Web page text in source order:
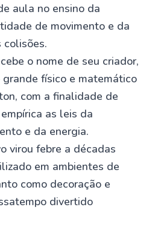
aula no ensino da
de movimento e da
colisões.
o nome de seu criador,
físico e matemático
com a finalidade de
as leis da
e da energia.
virou febre a décadas
em ambientes de
como decoração e
divertido